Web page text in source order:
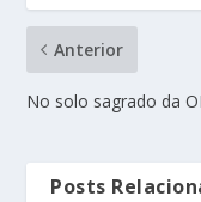
Anterior
No solo sagrado da
Posts